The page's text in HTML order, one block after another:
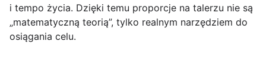
i tempo życia. Dzięki temu proporcje na talerzu nie są
„matematyczną teorią”, tylko realnym narzędziem do
osiągania celu.